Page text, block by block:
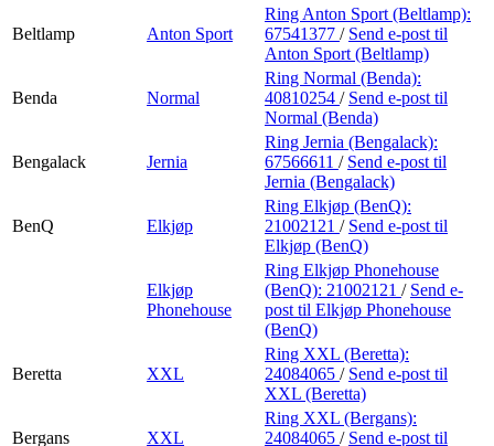
Beltlamp Anton Sport
Ring Anton Sport (Beltlamp):
67541377 / Send e-post til
Anton Sport (Beltlamp)
Benda Normal
Ring Normal (Benda):
40810254 / Send e-post til
Normal (Benda)
Bengalack Jernia
Ring Jernia (Bengalack):
67566611 / Send e-post til
Jernia (Bengalack)
BenQ Elkjøp
Ring Elkjøp (BenQ):
21002121 / Send e-post til
Elkjøp (BenQ)
Elkjøp
Phonehouse
Ring Elkjøp Phonehouse
(BenQ): 21002121 / Send e-
post til Elkjøp Phonehouse
(BenQ)
Beretta XXL
Ring XXL (Beretta):
24084065 / Send e-post til
XXL (Beretta)
Bergans XXL
Ring XXL (Bergans):
24084065 / Send e-post til